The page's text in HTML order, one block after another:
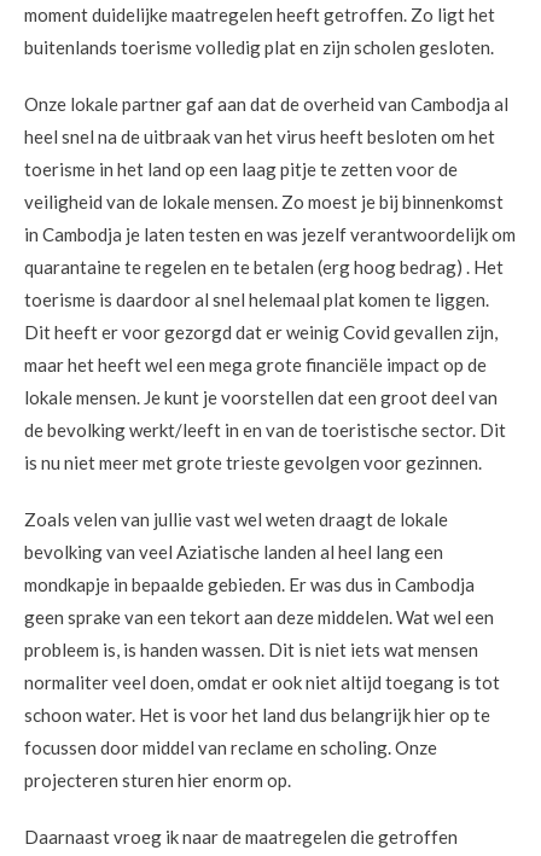
moment duidelijke maatregelen heeft getroffen. Zo ligt het
buitenlands toerisme volledig plat en zijn scholen gesloten.
Onze lokale partner gaf aan dat de overheid van Cambodja al
heel snel na de uitbraak van het virus heeft besloten om het
toerisme in het land op een laag pitje te zetten voor de
veiligheid van de lokale mensen. Zo moest je bij binnenkomst
in Cambodja je laten testen en was jezelf verantwoordelijk om
quarantaine te regelen en te betalen (erg hoog bedrag) . Het
toerisme is daardoor al snel helemaal plat komen te liggen.
Dit heeft er voor gezorgd dat er weinig Covid gevallen zijn,
maar het heeft wel een mega grote financiële impact op de
lokale mensen. Je kunt je voorstellen dat een groot deel van
de bevolking werkt/leeft in en van de toeristische sector. Dit
is nu niet meer met grote trieste gevolgen voor gezinnen.
Zoals velen van jullie vast wel weten draagt de lokale
bevolking van veel Aziatische landen al heel lang een
mondkapje in bepaalde gebieden. Er was dus in Cambodja
geen sprake van een tekort aan deze middelen. Wat wel een
probleem is, is handen wassen. Dit is niet iets wat mensen
normaliter veel doen, omdat er ook niet altijd toegang is tot
schoon water. Het is voor het land dus belangrijk hier op te
focussen door middel van reclame en scholing. Onze
projecteren sturen hier enorm op.
Daarnaast vroeg ik naar de maatregelen die getroffen